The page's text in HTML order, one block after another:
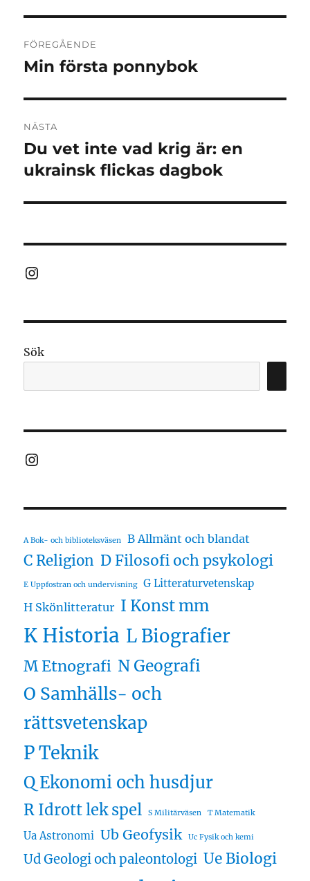
FÖREGÅENDE
Föregående
Min första ponnybok
NÄSTA
Nästa
inlägg:
Du vet inte vad krig är: en
ukrainsk flickas dagbok
Instagram
Sök
Instagram
A Bok- och biblioteksväsen B Allmänt och blandat
C Religion D Filosofi och psykologi
E Uppfostran och undervisning G Litteraturvetenskap
H Skönlitteratur I Konst mm
K Historia L Biografier
M Etnografi N Geografi
O Samhälls- och
rättsvetenskap
P Teknik
Q Ekonomi och husdjur
R Idrott lek spel S Militärväsen T Matematik
Ua Astronomi Ub Geofysik Uc Fysik och kemi
Ud Geologi och paleontologi Ue Biologi